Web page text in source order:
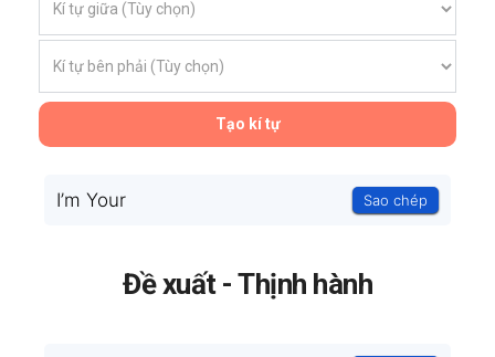
Tạo kí tự
I’m Your Sao chép
Đề xuất - Thịnh hành